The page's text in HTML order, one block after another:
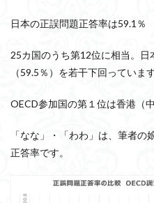
日本の正誤問題正答率は59.1％
25カ国のうち第12位に相当。
（59.5％）を若干下回っています
OECD参加国の第１位は香港（
「なな」・「わわ」は、筆者
正答率です。